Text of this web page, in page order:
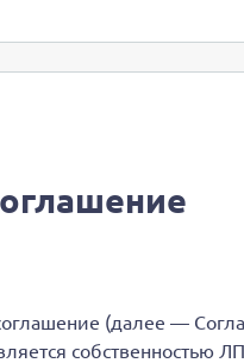
(далее —
собственностью